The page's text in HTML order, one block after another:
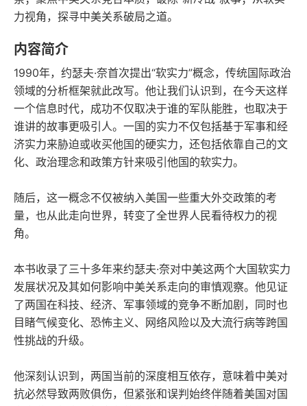
力视角，探寻中美关系破局之道。
内容简介
1990年，约瑟夫·奈首次提出“软实力”概念，传统国际政治
领域的分析框架就此改写。他让我们认识到，在今天这样
一个信息时代，成功不仅取决于谁的军队能胜，也取决于
谁讲的故事更吸引人。一国的实力不仅包括基于军事和经
济实力来胁迫或收买他国的硬实力，还包括依靠自己的文
化、政治理念和政策方针来吸引他国的软实力。
随后，这一概念不仅被纳入美国一些重大外交政策的考
量，也从此走向世界，转变了全世界人民看待权力的视
角。
本书收录了三十多年来约瑟夫·奈对中美这两个大国软实力
发展状况及其如何影响中美关系走向的审慎观察。他见证
了两国在科技、经济、军事领域的竞争不断加剧，同时也
目睹气候变化、恐怖主义、网络风险以及大流行病等跨国
性挑战的升级。
他深刻认识到，两国当前的深度相互依存，意味着中美对
抗必然导致两败俱伤，但紧张和误判始终伴随着美国对国